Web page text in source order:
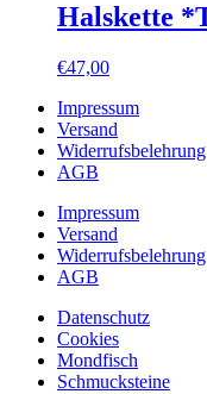
Halskette
€47,00
Impressum
Versand
Widerrufsbelehrung
AGB
Impressum
Versand
Widerrufsbelehrung
AGB
Datenschutz
Cookies
Mondfisch
Schmucksteine